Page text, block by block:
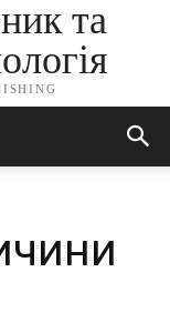
та